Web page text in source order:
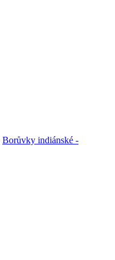
Borůvky indiánské -